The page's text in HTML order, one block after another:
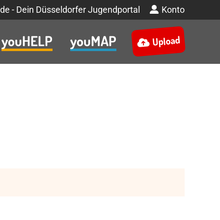
- Dein Düsseldorfer Jugendportal Konto
youHELP youMAP Upload